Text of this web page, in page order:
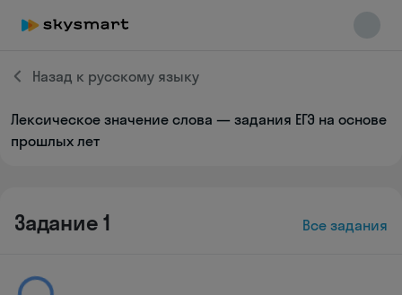
Назад к русскому языку
Лексическое значение слова — задания ЕГЭ на основе
прошлых лет
Задание 1 Все задания
online